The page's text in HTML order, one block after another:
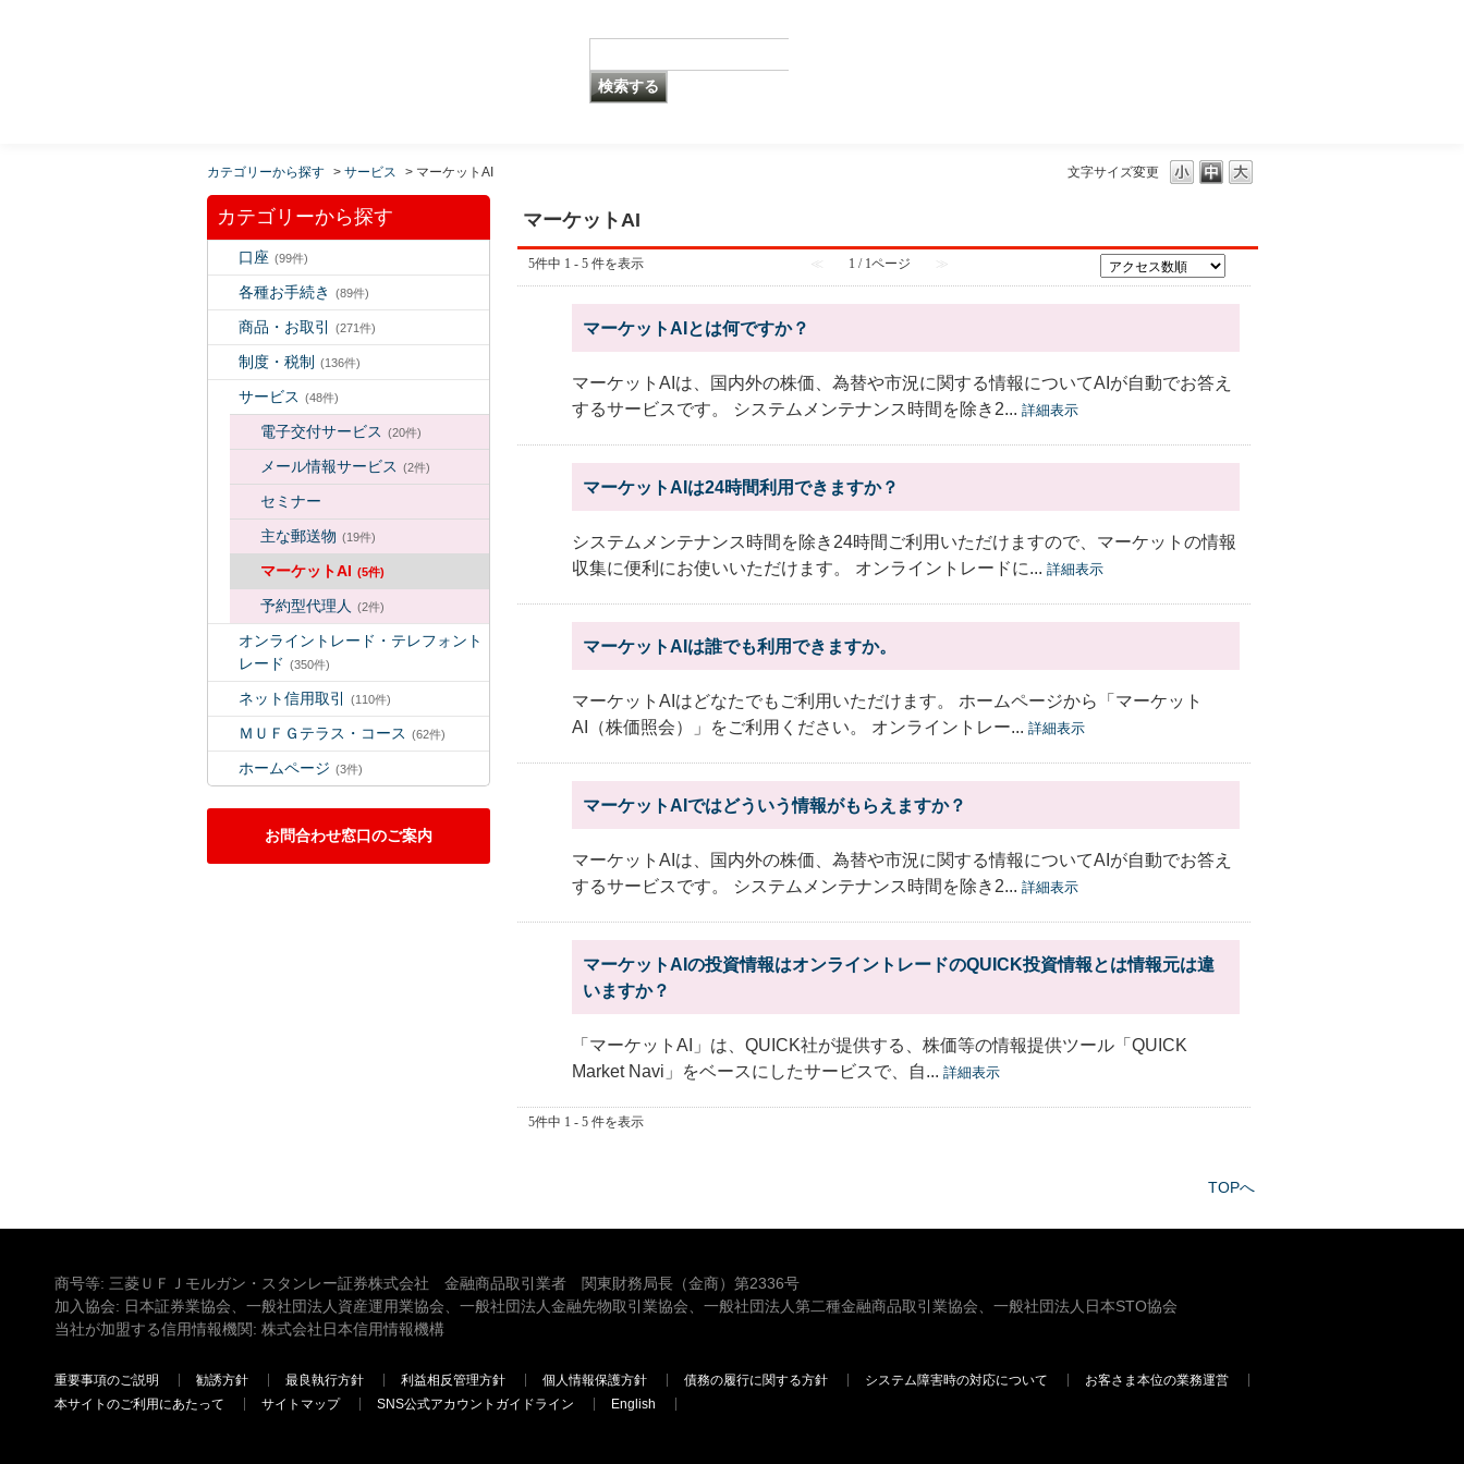
文字サイズ変更
カテゴリーから探す > サービス > マーケットAI
カテゴリーから探す
口座 (99件)
各種お手続き (89件)
商品・お取引 (271件)
制度・税制 (136件)
サービス (48件)
電子交付サービス (20件)
メール情報サービス (2件)
セミナー
主な郵送物 (19件)
マーケットAI (5件)
予約型代理人 (2件)
オンライントレード・テレフォント
レード (350件)
ネット信用取引 (110件)
ＭＵＦＧテラス・コース (62件)
ホームページ (3件)
お問合わせ窓口のご案内
マーケットAI
5件中 1 - 5 件を表示 ≪ 1 / 1ページ ≫
マーケットAIとは何ですか？
マーケットAIは、国内外の株価、為替や市況に関する情報についてAIが自動でお答え
するサービスです。 システムメンテナンス時間を除き2... 詳細表示
マーケットAIは24時間利用できますか？
システムメンテナンス時間を除き24時間ご利用いただけますので、マーケットの情報
収集に便利にお使いいただけます。 オンライントレードに... 詳細表示
マーケットAIは誰でも利用できますか。
マーケットAIはどなたでもご利用いただけます。 ホームページから「マーケット
AI（株価照会）」をご利用ください。 オンライントレー... 詳細表示
マーケットAIではどういう情報がもらえますか？
マーケットAIは、国内外の株価、為替や市況に関する情報についてAIが自動でお答え
するサービスです。 システムメンテナンス時間を除き2... 詳細表示
マーケットAIの投資情報はオンライントレードのQUICK投資情報とは情報元は違
いますか？
「マーケットAI」は、QUICK社が提供する、株価等の情報提供ツール「QUICK
Market Navi」をベースにしたサービスで、自... 詳細表示
5件中 1 - 5 件を表示
TOPへ
商号等: 三菱ＵＦＪモルガン・スタンレー証券株式会社 金融商品取引業者 関東財務局長（金商）第2336号
加入協会: 日本証券業協会、一般社団法人資産運用業協会、一般社団法人金融先物取引業協会、一般社団法人第二種金融商品取引業協会、一般社団法人日本STO協会
当社が加盟する信用情報機関: 株式会社日本信用情報機構
重要事項のご説明 勧誘方針 最良執行方針 利益相反管理方針 個人情報保護方針 債務の履行に関する方針 システム障害時の対応について
お客さま本位の業務運営
本サイトのご利用にあたって
サイトマップ SNS公式アカウントガイドライン English